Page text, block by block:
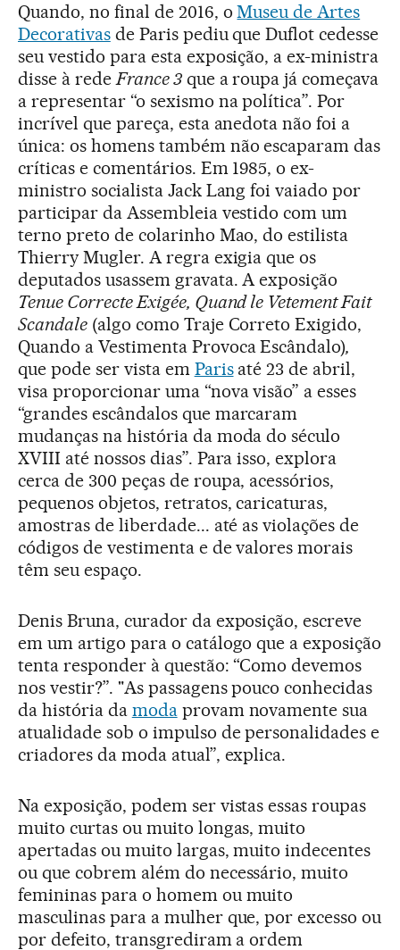
Quando, no final de 2016, oMuseu de Artes
Decorativasde Paris pediu que Duflot cedesse
seu vestido para esta exposição, a ex-ministra
disse à redeFrance 3que a roupa já começava
a representar “o sexismo na política”. Por
incrível que pareça, esta anedota não foi a
única: os homens também não escaparam das
críticas e comentários. Em 1985, o ex-
ministro socialista Jack Lang foi vaiado por
participar da Assembleia vestido com um
terno preto de colarinho Mao, do estilista
Thierry Mugler. A regra exigia que os
deputados usassem gravata. A exposição
Tenue Correcte Exigée, Quand le Vetement Fait
Scandale(algo como Traje Correto Exigido,
Quando a Vestimenta Provoca Escândalo),
que pode ser vista em Parisaté 23 de abril,
visa proporcionar uma “nova visão” a esses
“grandes escândalos que marcaram
mudanças na história da moda do século
XVIII até nossos dias”. Para isso, explora
cerca de 300 peças de roupa, acessórios,
pequenos objetos, retratos, caricaturas,
amostras de liberdade... até as violações de
códigos de vestimenta e de valores morais
têm seu espaço.
Denis Bruna, curador da exposição, escreve
em um artigo para o catálogo que a exposição
tenta responder à questão: “Como devemos
nos vestir?”. "As passagens pouco conhecidas
da história da modaprovam novamente sua
atualidade sob o impulso de personalidades e
criadores da moda atual”, explica.
Na exposição, podem ser vistas essas roupas
muito curtas ou muito longas, muito
apertadas ou muito largas, muito indecentes
ou que cobrem além do necessário, muito
femininas para o homem ou muito
masculinas para a mulher que, por excesso ou
por defeito, transgrediram a ordem